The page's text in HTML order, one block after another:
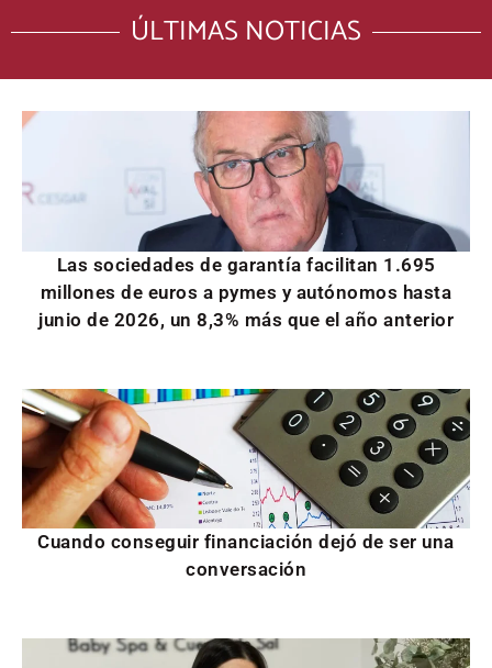
ÚLTIMAS NOTICIAS
Las sociedades de garantía facilitan 1.695
millones de euros a pymes y autónomos hasta
junio de 2026, un 8,3% más que el año anterior
Cuando conseguir financiación dejó de ser una
conversación